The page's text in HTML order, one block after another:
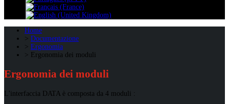
Home
Documentazione
Ergonomia
Ergonomia dei moduli
Ergonomia dei moduli
L'interfaccia DATA è composta da 4 moduli :